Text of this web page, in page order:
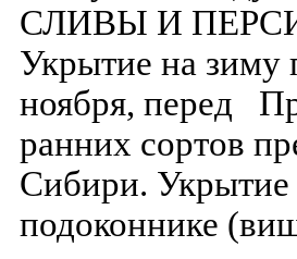
СЛИВЫ И
Укрытие на зиму
ноября, перед
ранних сортов
Сибири. Укрытие
подоконнике